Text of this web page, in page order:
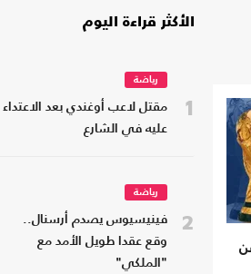
الأكثر قراءة اليوم
1
رياضة
مقتل لاعب أوغندي بعد الاعتداء
عليه في الشارع
2
رياضة
فينيسيوس يصدم أرسنال..
وقع عقدا طويل الأمد مع
"الملكي"